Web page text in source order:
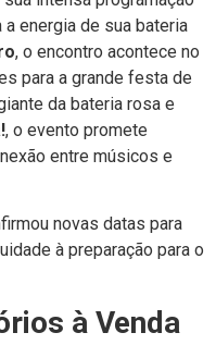
energia de sua bateria
, o encontro acontece no
para a grande festa de
da bateria rosa e
, o evento promete
entre músicos e
novas datas para
à preparação para o
à Venda